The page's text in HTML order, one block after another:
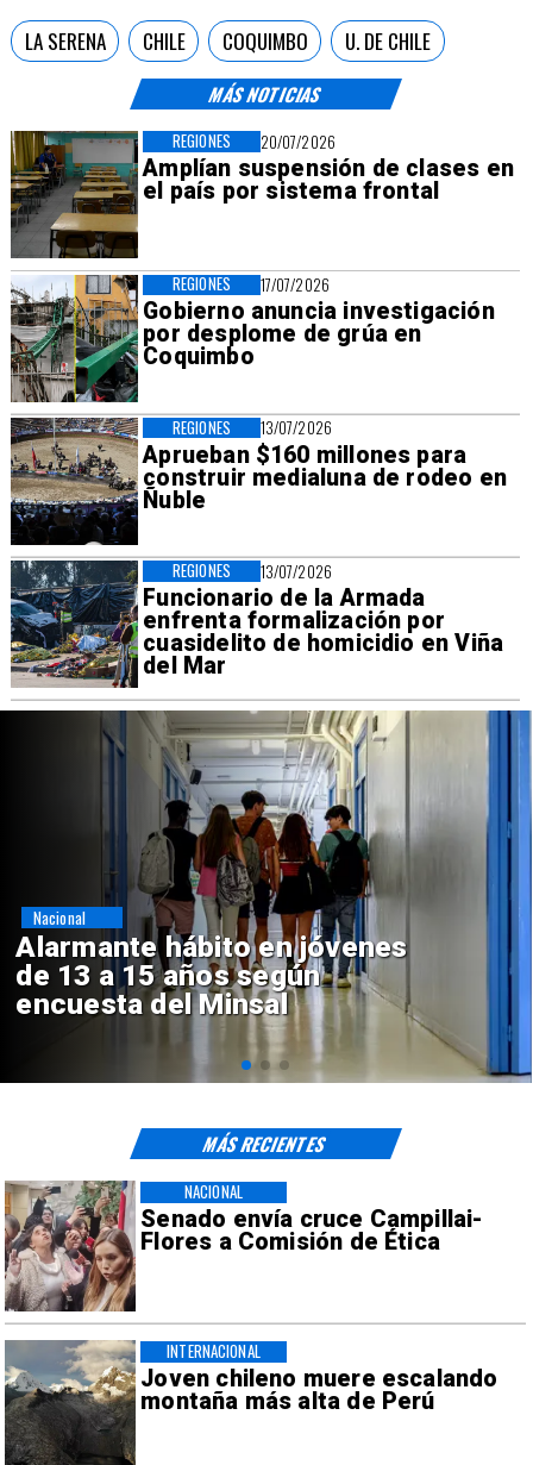
MÁS NOTICIAS
20/07/2026
Amplían suspensión de clases en
el país por sistema frontal
REGIONES
17/07/2026
Gobierno anuncia investigación
por desplome de grúa en
Coquimbo
REGIONES
13/07/2026
Aprueban $160 millones para
construir medialuna de rodeo en
Ñuble
REGIONES
13/07/2026
Funcionario de la Armada
enfrenta formalización por
cuasidelito de homicidio en Viña
del Mar
REGIONES
LA SERENA CHILE COQUIMBO U. DE CHILE
Aprueban creación del Parque
Sebastián Piñera con inversión
de $4 mil millones
Regiones
Senado envía cruce Campillai-
Flores a Comisión de Ética
NACIONAL
Joven chileno muere escalando
montaña más alta de Perú
INTERNACIONAL
MÁS RECIENTES